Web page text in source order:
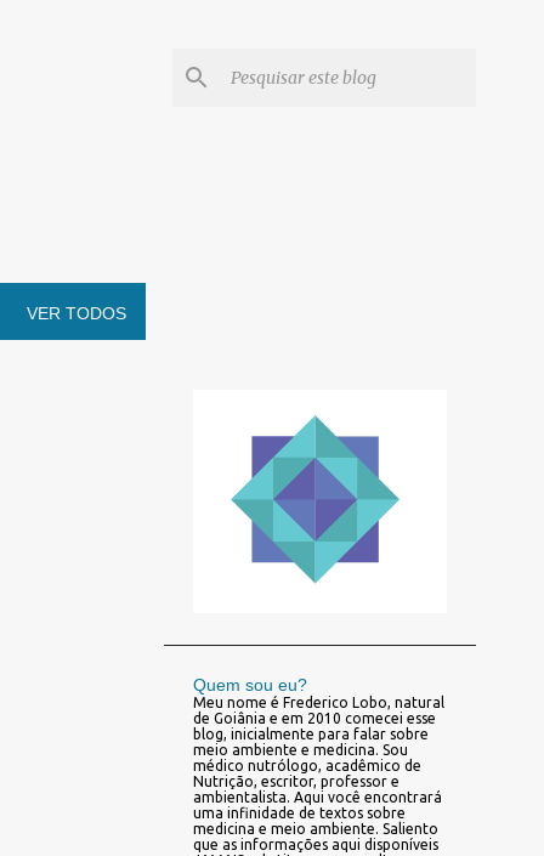
VER TODOS
Quem sou eu?
Meu nome é Frederico Lobo, natural
de Goiânia e em 2010 comecei esse
blog, inicialmente para falar sobre
meio ambiente e medicina. Sou
médico nutrólogo, acadêmico de
Nutrição, escritor, professor e
ambientalista. Aqui você encontrará
uma infinidade de textos sobre
medicina e meio ambiente. Saliento
que as informações aqui disponíveis